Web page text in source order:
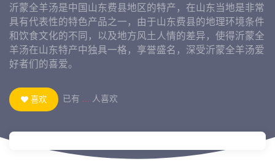
沂蒙全羊汤是中国山东费县地区的特产，在山东当地是非常
具有代表性的特色产品之一，由于山东费县的地理环境条件
和饮食文化的不同，以及地方风土人情的差异，使得沂蒙全
羊汤在山东特产中独具一格，享誉盛名，深受沂蒙全羊汤爱
好者们的喜爱。
喜欢 已有 人喜欢